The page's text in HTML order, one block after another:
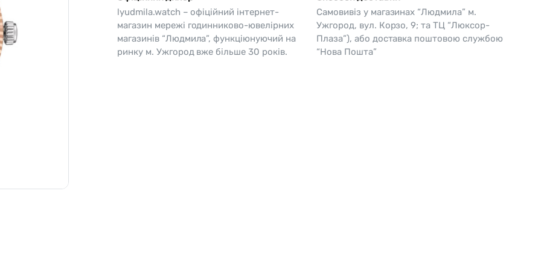
Lemans
Pierre Ricaud
Q&Q
Skagen
Swiss Alpine Military 🇨🇭
Перламутр
lyudmila.watch – офіційний інтернет-
магазин мережі годинниково-ювелірних
магазинів “Людмила”, функціюнуючий на
ринку м. Ужгород вже більше 30 років.
Самовивіз у магазинах “Людмила” м.
Ужгород, вул. Корзо, 9; та ТЦ “Люксор-
Плаза”), або доставка поштовою службою
“Нова Пошта”